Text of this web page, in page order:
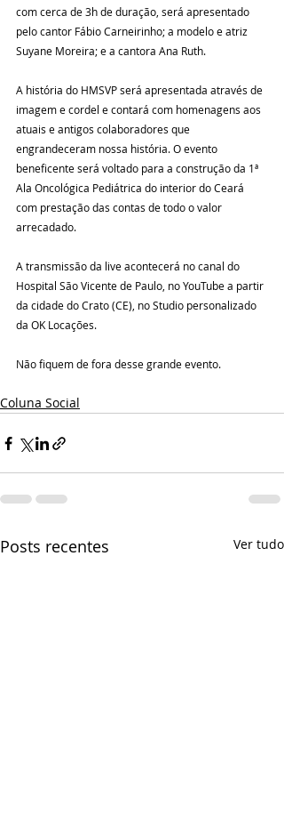
com cerca de 3h de duração, será apresentado
pelo cantor Fábio Carneirinho; a modelo e atriz
Suyane Moreira; e a cantora Ana Ruth.
A história do HMSVP será apresentada através de
imagem e cordel e contará com homenagens aos
atuais e antigos colaboradores que
engrandeceram nossa história. O evento
beneficente será voltado para a construção da 1ª
Ala Oncológica Pediátrica do interior do Ceará
com prestação das contas de todo o valor
arrecadado.
A transmissão da live acontecerá no canal do
Hospital São Vicente de Paulo, no YouTube a partir
da cidade do Crato (CE), no Studio personalizado
da OK Locações.
Não fiquem de fora desse grande evento.
Coluna Social
Posts recentes Ver tudo